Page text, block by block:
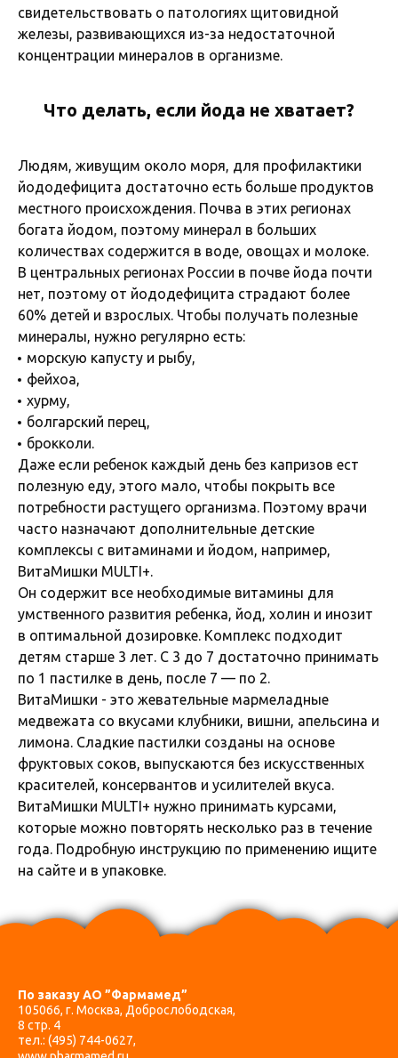
свидетельствовать о патологиях щитовидной
железы, развивающихся из-за недостаточной
концентрации минералов в организме.
Что делать, если йода не хватает?
Людям, живущим около моря, для профилактики
йододефицита достаточно есть больше продуктов
местного происхождения. Почва в этих регионах
богата йодом, поэтому минерал в больших
количествах содержится в воде, овощах и молоке.
В центральных регионах России в почве йода почти
нет, поэтому от йододефицита страдают более
60% детей и взрослых. Чтобы получать полезные
минералы, нужно регулярно есть:
морскую капусту и рыбу,
фейхоа,
хурму,
болгарский перец,
брокколи.
Даже если ребенок каждый день без капризов ест
полезную еду, этого мало, чтобы покрыть все
потребности растущего организма. Поэтому врачи
часто назначают дополнительные детские
комплексы с витаминами и йодом, например,
ВитаМишки MULTI+.
Он содержит все необходимые витамины для
умственного развития ребенка, йод, холин и инозит
в оптимальной дозировке. Комплекс подходит
детям старше 3 лет. С 3 до 7 достаточно принимать
по 1 пастилке в день, после 7 — по 2.
ВитаМишки - это жевательные мармеладные
медвежата со вкусами клубники, вишни, апельсина и
лимона. Сладкие пастилки созданы на основе
фруктовых соков, выпускаются без искусственных
красителей, консервантов и усилителей вкуса.
ВитаМишки MULTI+ нужно принимать курсами,
которые можно повторять несколько раз в течение
года. Подробную инструкцию по применению ищите
на сайте и в упаковке.
По заказу АО ”Фармамед”
105066, г. Москва, Доброслободская,
8 стр. 4
тел.: (495) 744-0627,